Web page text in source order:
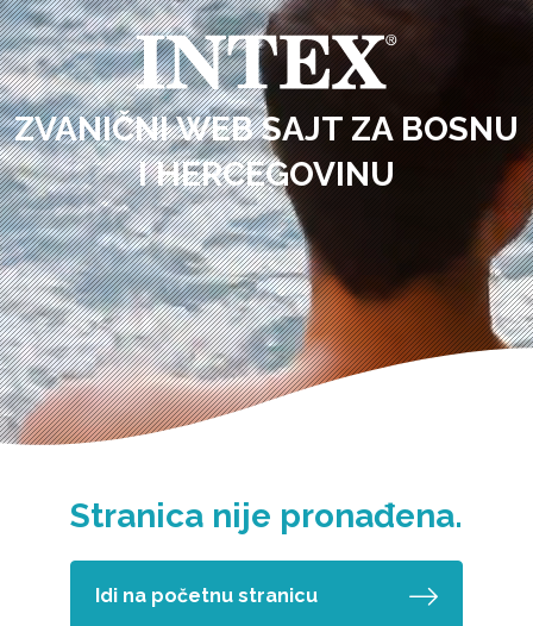
ZVANIČNI WEB SAJT ZA BOSNU
I HERCEGOVINU
Stranica nije pronađena.
Idi na početnu stranicu